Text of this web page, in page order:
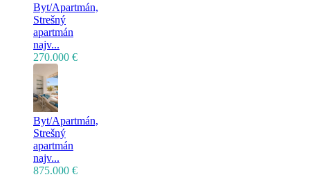
Byt/Apartmán,
Strešný
apartmán
najv...
270.000 €
Byt/Apartmán,
Strešný
apartmán
najv...
875.000 €